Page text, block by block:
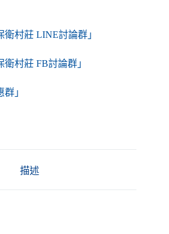
衛村莊 LINE討論群」
衛村莊 FB討論群」
群」
描述